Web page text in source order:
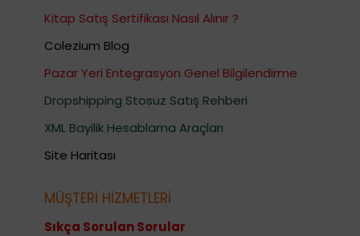
Kitap Satış Sertifikası Nasıl Alınır ?
Colezium Blog
Pazar Yeri Entegrasyon Genel Bilgilendirme
Dropshipping Stosuz Satış Rehberi
XML Bayilik Hesablama Araçları
Site Haritası
MÜŞTERİ HİZMETLERİ
Sıkça Sorulan Sorular